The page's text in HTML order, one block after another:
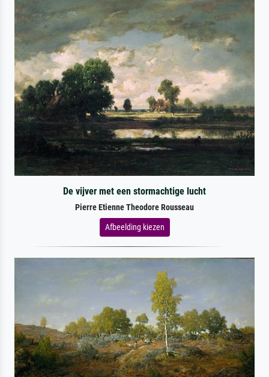
De vijver met een stormachtige lucht
Pierre Etienne Theodore Rousseau
Afbeelding kiezen